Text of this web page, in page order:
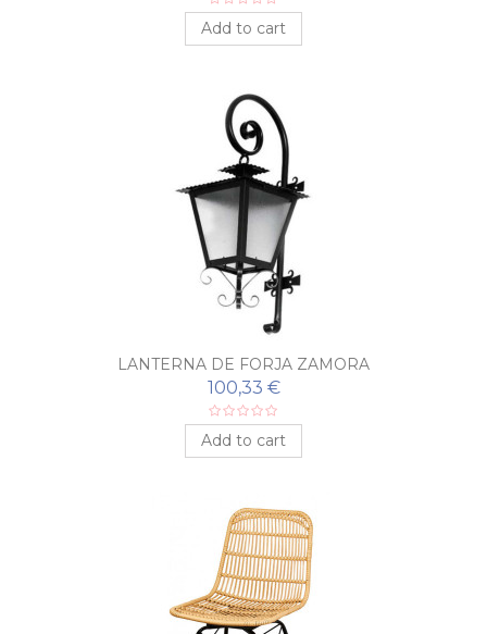
Add to cart
LANTERNA DE FORJA ZAMORA
100,33 €
Add to cart